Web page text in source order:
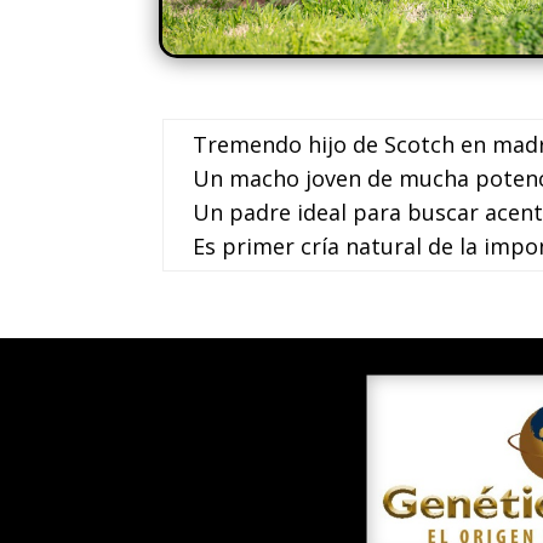
Tremendo hijo de Scotch en
Un macho joven de mucha
Un padre ideal para buscar
Es primer cría natural de la